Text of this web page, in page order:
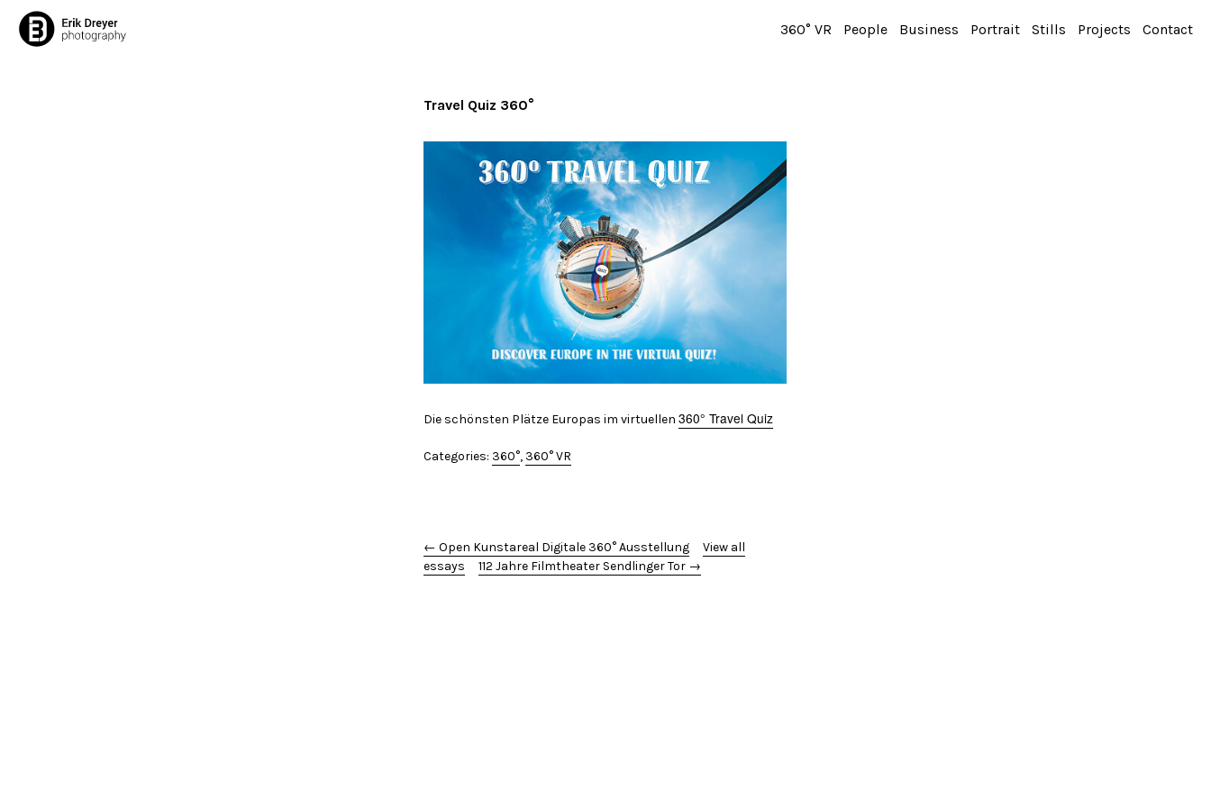
360° VR People Business Portrait Stills Projects Contact
Travel Quiz 360°
Die schönsten Plätze Europas im virtuellen360° Travel Quiz
Categories: 360°, 360° VR
← Open Kunstareal Digitale 360° Ausstellung
View all
essays
112 Jahre Filmtheater Sendlinger Tor →